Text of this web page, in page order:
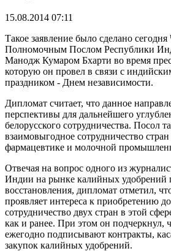
15.08.2014 07:11
Такое заявление было сделано
Полномочным Послом Республики
Манодж Кумаром Бхарти во время
которую он провел в связи с
праздником - Днем независимости.
Дипломат считает, что данное
перспективы для дальнейшего
белорусского сотрудничества. Посол
взаимовыгодное сотрудничество
фармацевтике и молочной
Отвечая на вопрос одного из
Индии на рынке калийных удобрений
восстановления, дипломат отметил,
проявляет интереса к приобретению
сотрудничество двух стран в этой
как и ранее. При этом он подчеркнул,
ежегодно подписывают контракты,
закупок калийных удобрений.